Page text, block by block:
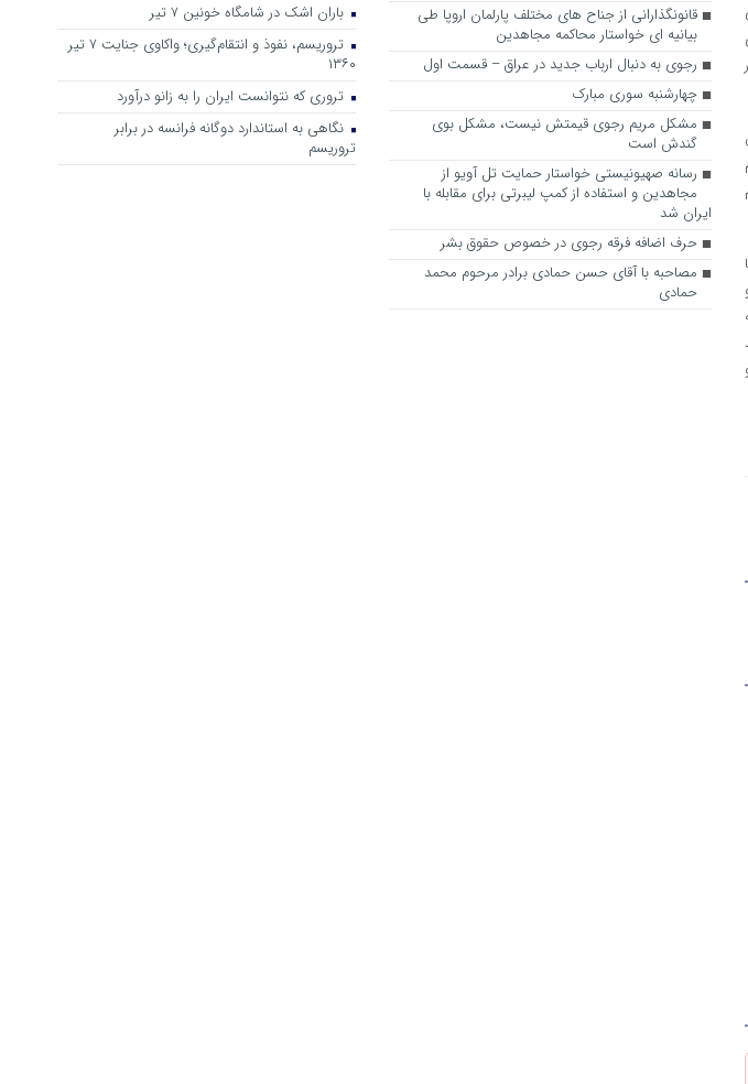
قانونگذارانی از جناح های مختلف پارلمان اروپا طی
بیانیه ای خواستار محاکمه مجاهدین
رجوی به دنبال ارباب جدید در عراق – قسمت اول
چهارشنبه سوری مبارک
مشکل مریم رجوی قیمتش نیست، مشکل بوی
گندش است
رسانه صهیونیستی خواستار حمایت تل آویو از
مجاهدین و استفاده از کمپ لیبرتی برای مقابله با
ایران شد
حرف اضافه فرقه رجوی در خصوص حقوق بشر
مصاحبه با آقای حسن حمادی برادر مرحوم محمد
حمادی
باران اشک در شامگاه خونین 7 تیر
تروریسم، نفوذ و انتقام‌گیری؛ واکاوی جنایت ۷ تیر
۱۳۶۰
تروری که نتوانست ایران را به زانو درآورد
نگاهی به استاندارد دوگانه فرانسه در برابر
تروریسم